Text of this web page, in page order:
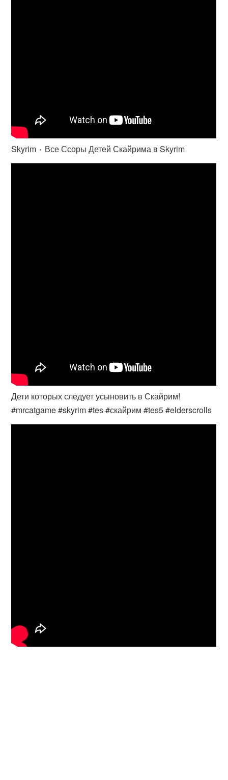
Skyrim ٠ Все Ссоры Детей Скайрима в Skyrim
Дети которых следует усыновить в Скайрим!
#mrcatgame #skyrim #tes #скайрим #tes5 #elderscrolls